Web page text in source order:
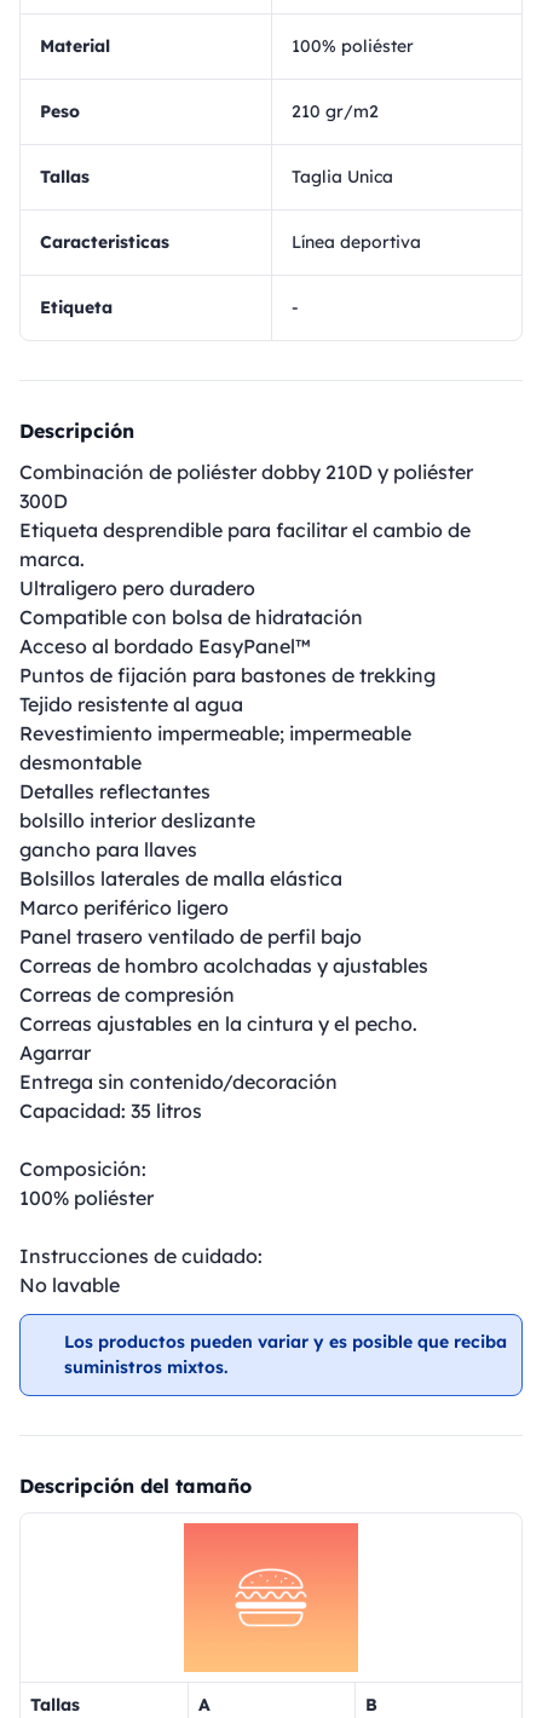
Material 100% poliéster
Peso 210 gr/m2
Tallas Taglia Unica
Caracteristicas Línea deportiva
Etiqueta -
Descripción
Combinación de poliéster dobby 210D y poliéster
300D
Etiqueta desprendible para facilitar el cambio de
marca.
Ultraligero pero duradero
Compatible con bolsa de hidratación
Acceso al bordado EasyPanel™
Puntos de fijación para bastones de trekking
Tejido resistente al agua
Revestimiento impermeable; impermeable
desmontable
Detalles reflectantes
bolsillo interior deslizante
gancho para llaves
Bolsillos laterales de malla elástica
Marco periférico ligero
Panel trasero ventilado de perfil bajo
Correas de hombro acolchadas y ajustables
Correas de compresión
Correas ajustables en la cintura y el pecho.
Agarrar
Entrega sin contenido/decoración
Capacidad: 35 litros
Composición:
100% poliéster
Instrucciones de cuidado:
No lavable
Los productos pueden variar y es posible que reciba
suministros mixtos.
Descripción del tamaño
Tallas A B